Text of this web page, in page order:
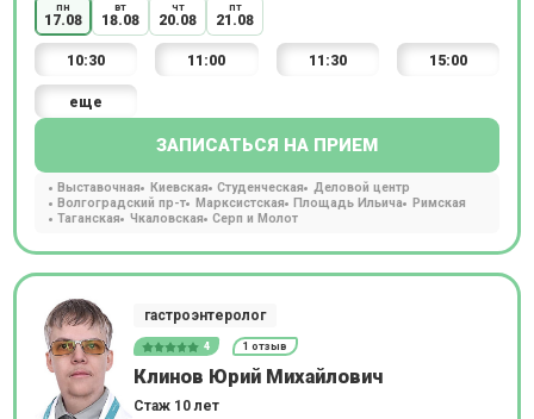
пн
17.08
вт
18.08
чт
20.08
пт
21.08
10:30 11:00 11:30 15:00
еще
ЗАПИСАТЬСЯ НА ПРИЕМ
Выставочная Киевская Студенческая
Деловой центр
Волгоградский пр-т
Марксистская Площадь Ильича
Римская
Таганская
Чкаловская Серп и Молот
гастроэнтеролог
4 1 отзыв
Клинов Юрий Михайлович
Стаж 10 лет